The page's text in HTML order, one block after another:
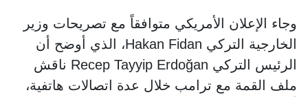
وجاء الإعلان الأمريكي متوافقاً مع تصريحات وزير
الخارجية التركي Hakan Fidan، الذي أوضح أن
الرئيس التركي Recep Tayyip Erdoğan ناقش
ملف القمة مع ترامب خلال عدة اتصالات هاتفية،